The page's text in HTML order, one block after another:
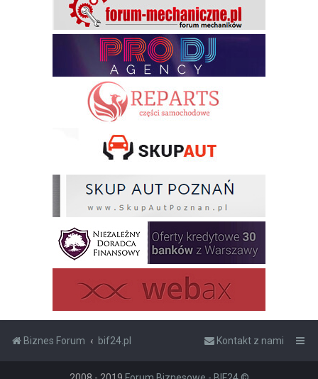
Biznes Forum bif24.pl Kontakt z nami